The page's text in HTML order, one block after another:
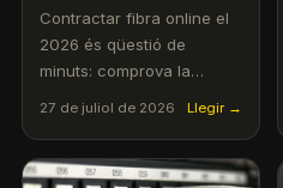
Contractar fibra online el
2026 és qüestió de
minuts: comprova la
l'operadora. Guia pas a
27 de juliol de 2026 Llegir →